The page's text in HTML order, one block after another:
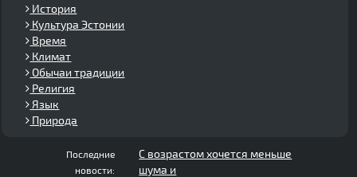
История
Культура Эстонии
Время
Климат
Обычаи традиции
Религия
Язык
Природа
Последние
новости:
С возрастом хочется меньше
шума и